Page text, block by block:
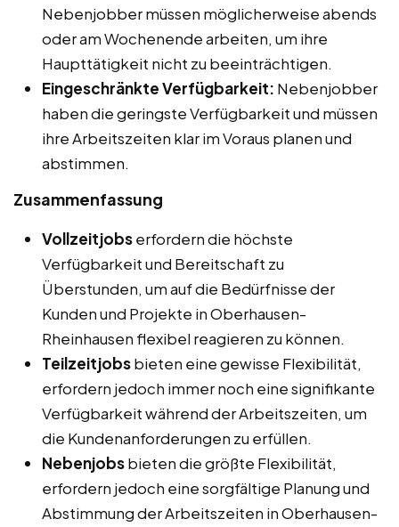
Nebenjobber müssen möglicherweise abends
oder am Wochenende arbeiten, um ihre
Haupttätigkeit nicht zu beeinträchtigen.
Eingeschränkte Verfügbarkeit: Nebenjobber
haben die geringste Verfügbarkeit und müssen
ihre Arbeitszeiten klar im Voraus planen und
abstimmen.
Zusammenfassung
Vollzeitjobserfordern die höchste
Verfügbarkeit und Bereitschaft zu
Überstunden, um auf die Bedürfnisse der
Kunden und Projekte in Oberhausen-
Rheinhausen flexibel reagieren zu können.
Teilzeitjobsbieten eine gewisse Flexibilität,
erfordern jedoch immer noch eine signifikante
Verfügbarkeit während der Arbeitszeiten, um
die Kundenanforderungen zu erfüllen.
Nebenjobsbieten die größte Flexibilität,
erfordern jedoch eine sorgfältige Planung und
Abstimmung der Arbeitszeiten in Oberhausen-